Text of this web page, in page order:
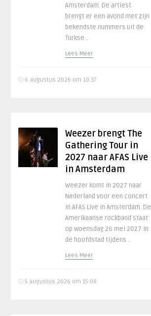
Amsterdam. De artiest
brengt er een avond met zijn
bekendste nummers uit de
Turkse ..
Lees Meer
6 augustus 2026 om 10:37
Weezer brengt The
Gathering Tour in
2027 naar AFAS Live
in Amsterdam
Weezer komt in 2027 naar
Nederland voor een concert
in AFAS Live in Amsterdam. De
Amerikaanse rockband staat
op woensdag 26 mei 2027 in
de hoofdstad tijdens ..
Lees Meer
5 augustus 2026 om 15:08